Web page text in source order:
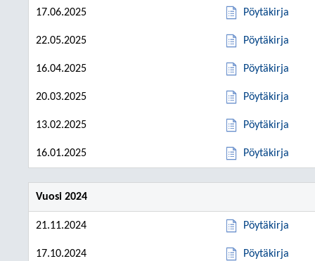
17.06.2025 Pöytäkirja
22.05.2025 Pöytäkirja
16.04.2025 Pöytäkirja
20.03.2025 Pöytäkirja
13.02.2025 Pöytäkirja
16.01.2025 Pöytäkirja
Vuosi 2024
21.11.2024 Pöytäkirja
17.10.2024 Pöytäkirja